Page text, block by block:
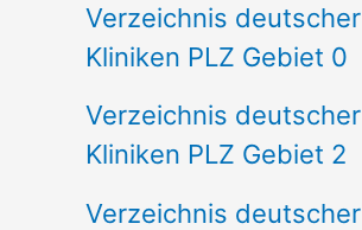
Verzeichnis deutscher
Kliniken PLZ Gebiet 0
Verzeichnis deutscher
Kliniken PLZ Gebiet 2
Verzeichnis deutscher